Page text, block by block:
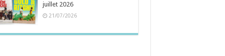
juillet 2026
21/07/2026